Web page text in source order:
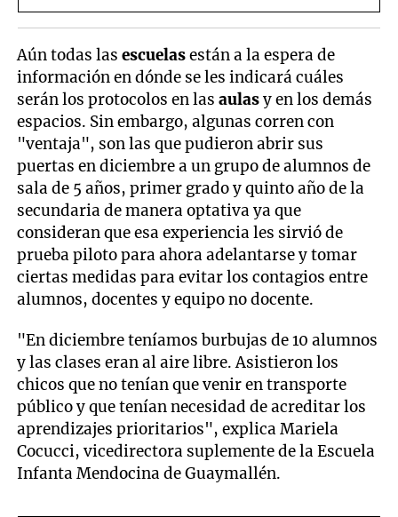
Aún todas lasescuelasestán a la espera de
información en dónde se les indicará cuáles
serán los protocolos en lasaulasy en los demás
espacios. Sin embargo, algunas corren con
"ventaja", son las que pudieron abrir sus
puertas en diciembre a un grupo de alumnos de
sala de 5 años, primer grado y quinto año de la
secundaria de manera optativa ya que
consideran que esa experiencia les sirvió de
prueba piloto para ahora adelantarse y tomar
ciertas medidas para evitar los contagios entre
alumnos, docentes y equipo no docente.
"En diciembre teníamos burbujas de 10 alumnos
y las clases eran al aire libre. Asistieron los
chicos que no tenían que venir en transporte
público y que tenían necesidad de acreditar los
aprendizajes prioritarios", explica Mariela
Cocucci, vicedirectora suplemente de la Escuela
Infanta Mendocina de Guaymallén.